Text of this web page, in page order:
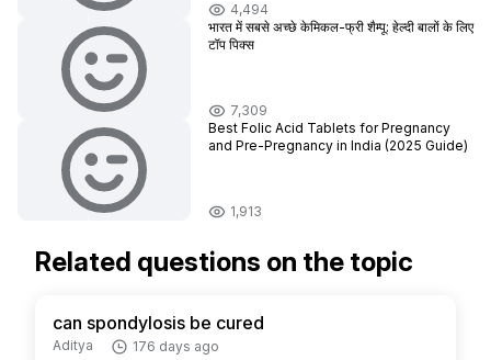
4,494
भारत में सबसे अच्छे केमिकल-फ्री शैम्पू: हेल्दी बालों के लिए
टॉप पिक्स
7,309
Best Folic Acid Tablets for Pregnancy
and Pre-Pregnancy in India (2025 Guide)
1,913
Related questions on the topic
can spondylosis be cured
Aditya 176 days ago